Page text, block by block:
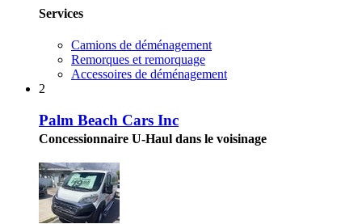
Services
Camions de déménagement
Remorques et remorquage
Accessoires de déménagement
2
Palm Beach Cars Inc
Concessionnaire U-Haul dans le voisinage